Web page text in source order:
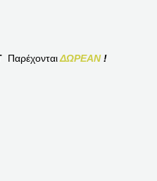
ΠαρέχονταιΔΩΡΕΑΝ!